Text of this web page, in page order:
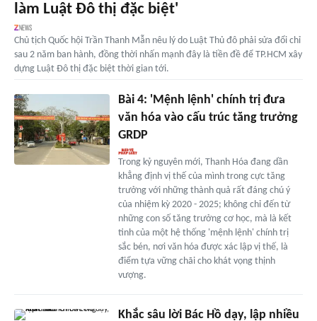
làm Luật Đô thị đặc biệt'
Chủ tịch Quốc hội Trần Thanh Mẫn nêu lý do Luật Thủ đô phải sửa đổi chỉ
sau 2 năm ban hành, đồng thời nhấn mạnh đây là tiền đề để TP.HCM xây
dựng Luật Đô thị đặc biệt thời gian tới.
Bài 4: 'Mệnh lệnh' chính trị đưa
văn hóa vào cấu trúc tăng trưởng
GRDP
Trong kỷ nguyên mới, Thanh Hóa đang dần
khẳng định vị thế của mình trong cực tăng
trưởng với những thành quả rất đáng chú ý
của nhiệm kỳ 2020 - 2025; không chỉ đến từ
những con số tăng trưởng cơ học, mà là kết
tinh của một hệ thống 'mệnh lệnh' chính trị
sắc bén, nơi văn hóa được xác lập vị thế, là
điểm tựa vững chãi cho khát vọng thịnh
vượng.
Khắc sâu lời Bác Hồ dạy, lập nhiều